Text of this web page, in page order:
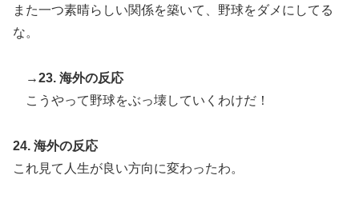
また一つ素晴らしい関係を築いて、野球をダメにしてる
な。
→23. 海外の反応
こうやって野球をぶっ壊していくわけだ！
24. 海外の反応
これ見て人生が良い方向に変わったわ。